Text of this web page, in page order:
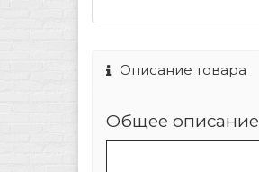
Описание товара
Общее описание